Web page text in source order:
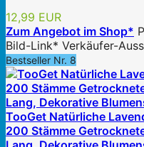
12,99 EUR
Zum Angebot im Shop*
Bild-Link* Verkäufer-
Bestseller Nr. 8
TooGet Natürliche
200 Stämme